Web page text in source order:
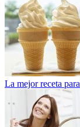
La mejor receta